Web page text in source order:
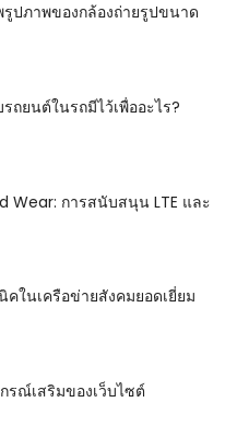
ปภาพของกล้องถ่ายรูปขนาด
ถยนต์ในรถมีไว้เพื่ออะไร?
Wear: การสนับสนุน LTE และ
คในเครือข่ายสังคมยอดเยี่ยม
รณ์เสริมของเว็บไซต์